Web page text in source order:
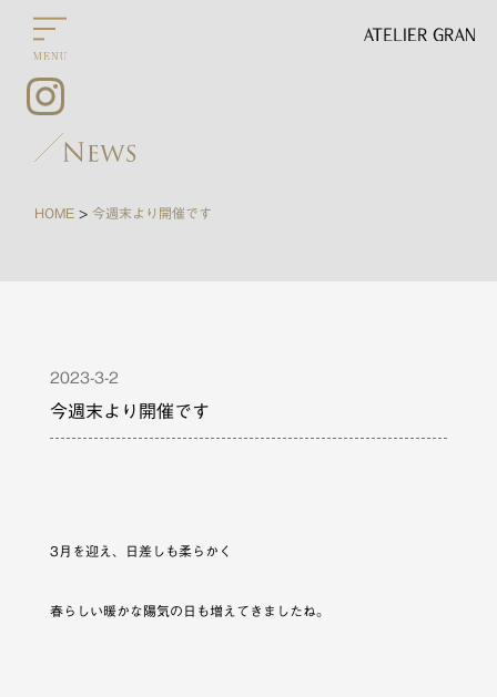
HOME > 今週末より開催です
2023-3-2
今週末より開催です
3月を迎え、日差しも柔らかく
春らしい暖かな陽気の日も増えてきましたね。